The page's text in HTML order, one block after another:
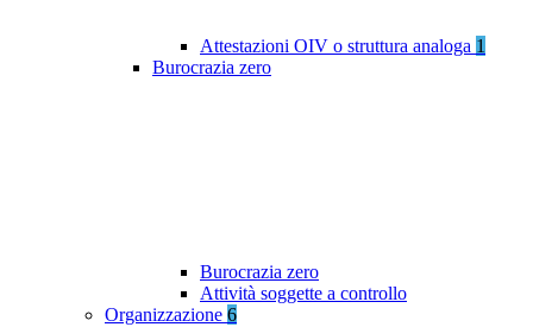
Attestazioni OIV o struttura analoga 1
Burocrazia zero
Burocrazia zero
Attività soggette a controllo
Organizzazione 6